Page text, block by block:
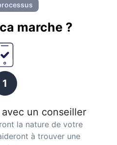
marche ?
1
un conseiller
la nature de votre
à trouver une